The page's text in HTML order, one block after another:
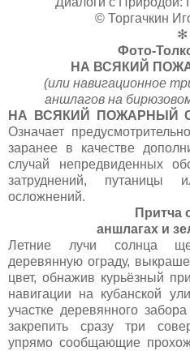
© Торгачкин
✻
Фото-
НА ВСЯКИЙ
(или навигационное
аншлагов на
НА ВСЯКИЙ ПОЖАРНЫЙ
Означает
заранее в качестве
случай непредвиденных
затруднений, путаницы
осложнений.
Притча
аншлагах и
Летние лучи солнца
деревянную ограду,
цвет, обнажив курьёзный
навигации на кубанской
участке деревянного
закрепить сразу три
упрямо сообщающие